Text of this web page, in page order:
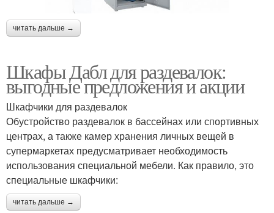
читать дальше →
Шкафы Дабл для раздевалок:
выгодные предложения и акции
Шкафчики для раздевалок
Обустройство раздевалок в бассейнах или спортивных
центрах, а также камер хранения личных вещей в
супермаркетах предусматривает необходимость
использования специальной мебели. Как правило, это
специальные шкафчики:
читать дальше →